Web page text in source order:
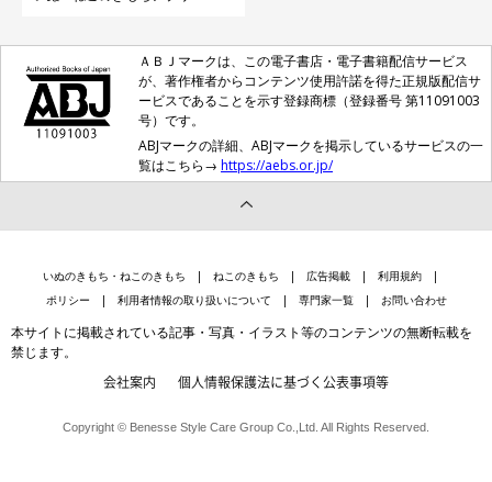
ＡＢＪマークは、この電子書店・電子書籍配信サービス
が、著作権者からコンテンツ使用許諾を得た正規版配信サ
ービスであることを示す登録商標（登録番号 第11091003
号）です。
ABJマークの詳細、ABJマークを掲示しているサービスの一
覧はこちら→ https://aebs.or.jp/
いぬのきもち・ねこのきもち ねこのきもち 広告掲載
利用規約
ポリシー
利用者情報の取り扱いについて 専門家一覧 お問い合わせ
本サイトに掲載されている記事・写真・イラスト等のコンテンツの無断転載を
禁じます。
会社案内 個人情報保護法に基づく公表事項等
Copyright © Benesse Style Care Group Co.,Ltd. All Rights Reserved.